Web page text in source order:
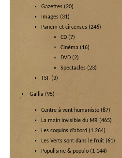
Gazettes (20)
Images (31)
Panem et circenses (246)
CD (7)
Cinéma (16)
DVD (2)
Spectacles (23)
TSF (3)
Gallia (95)
Centre à vent humaniste (87)
La main invisible du MR (465)
Les coquins d’abord (1 264)
Les Verts sont dans le fruit (61)
Populisme & populo (1 144)